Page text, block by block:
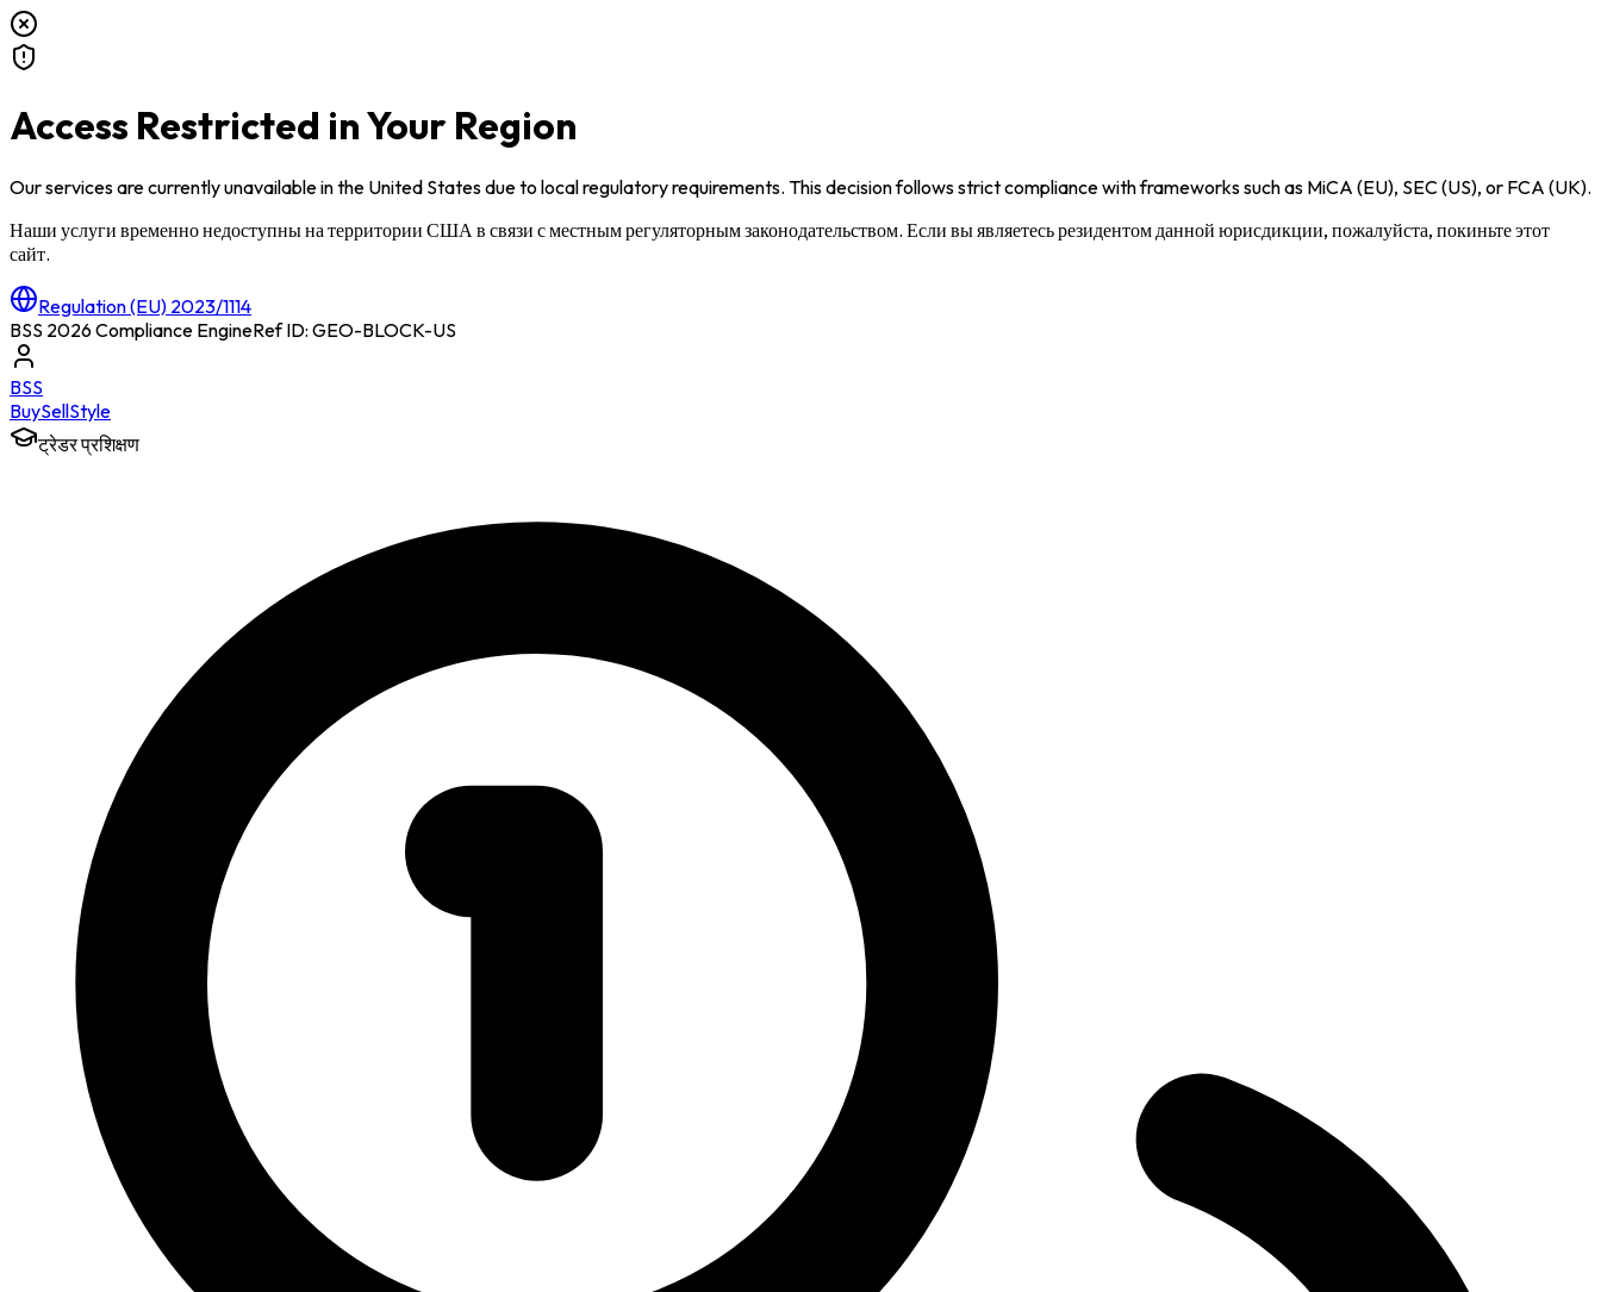
Access Restricted in Your Region
Our services are currently unavailable inthe United Statesdue to local regulatory requirements. This decision follows strict compliance with frameworks such as MiCA (EU), SEC (US), or FCA (UK).
Наши услуги временно недоступны на территории США в связи с местным регуляторным законодательством. Если вы являетесь резидентом данной юрисдикции, пожалуйста, покиньте этот
сайт.
Regulation (EU) 2023/1114
BSS 2026 Compliance EngineRef ID: GEO-BLOCK-US
BSS
BuySellStyle
ट्रेडर प्रशिक्षण